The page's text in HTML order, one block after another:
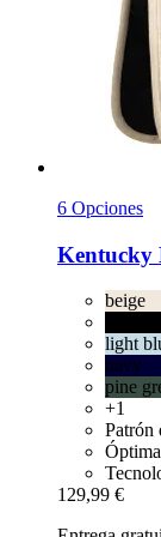
6 Opciones
Kentucky
beige
light
navy
pine
+1
Patrón
129,99 €